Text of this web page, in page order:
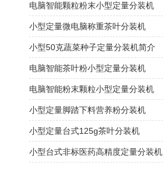
电脑智能颗粒粉末小型定量分装机
小型定量微电脑称重茶叶分装机
小型50克蔬菜种子定量分装机简介
电脑智能茶叶粉小型定量分装机
电脑智能粉末颗粒小型定量分装机
小型定量脚踏下料营养粉分装机
小型定量台式125g茶叶分装机
小型台式非标医药高精度定量分装机